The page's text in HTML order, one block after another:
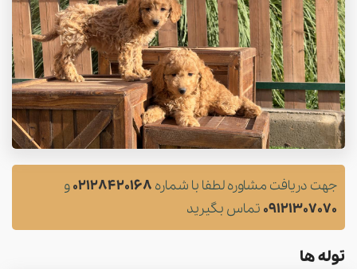
جهت دریافت مشاوره لطفا با شماره 02128420168و
09121307070 تماس بگیرید
توله ها